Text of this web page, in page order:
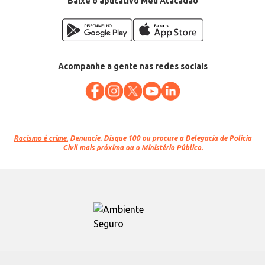
Acompanhe a gente nas redes sociais
Racismo é crime. Denuncie. Disque 100 ou procure a Delegacia de Polícia
Civil mais próxima ou o Ministério Público.